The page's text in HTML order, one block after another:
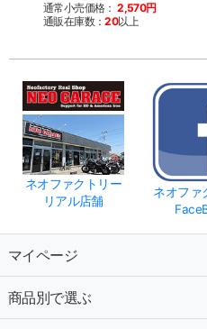
通常小売価格： 2,570円
通販在庫数：20以上
ネオファクトリー
リアル店舗
ネオファ
マイページ
商品別で選ぶ